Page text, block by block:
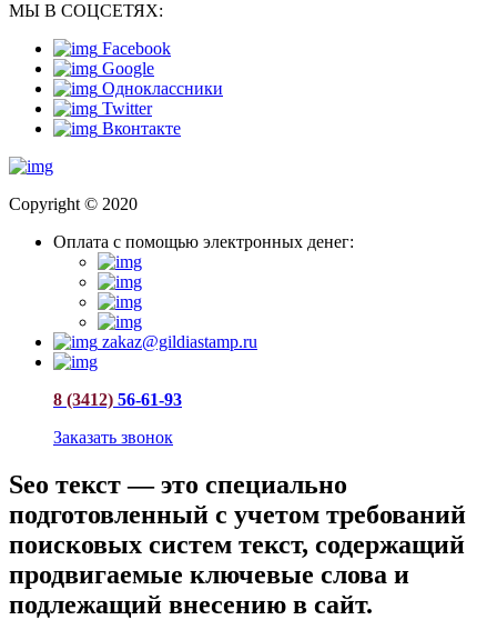
МЫ В СОЦСЕТЯХ:
Facebook
Google
Одноклассники
Twitter
Вконтакте
Copyright © 2020
Оплата с помощью электронных денег:
zakaz@gildiastamp.ru
8 (3412) 56-61-93
Заказать звонок
Seo текст — это специально
подготовленный с учетом требований
поисковых систем текст, содержащий
продвигаемые ключевые слова и
подлежащий внесению в сайт.